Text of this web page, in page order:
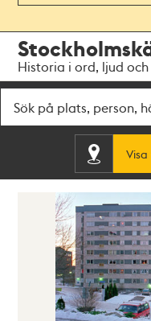
navigationen
huvudinnehållet
Historia i ord, ljud